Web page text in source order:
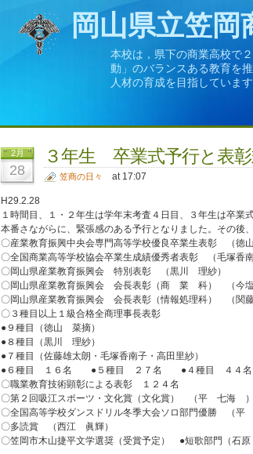
岡山県立笠
本校は，県下の商業高校で
動」のバランスある教育を
人材の育成を目指しています
2月
28
３年生 卒業式予行と表
at 17:07
笠商の日々
H29.2.28
１時間目、１・２年生は学年末考査４日目、３年生は卒業
本番さながらに、緊張感のある予行となりました。その後
〇産業教育振興中央会専門高等学校優良卒業生表彰 （徳
〇全国商業高等学校協会卒業生成績優秀者表彰 （毛塚香南
〇岡山県産業教育振興会 特別表彰 （黒川 理紗）
〇岡山県産業教育振興会 会長表彰（商 業 科） （今塩
〇岡山県産業教育振興会 会長表彰（情報処理科） （関
〇３種目以上１級合格全商理事長表彰
●９種目（徳山 菜摘）
●８種目（黒川 理紗）
●７種目（佐藤雄太朗・毛塚香南子・高田里紗）
●６種目 １６名 ●５種目 ２７名 ●４種目 ４４
〇職業教育技術顕彰による表彰 １２４名
〇第２回吸江スポーツ・文化賞（文化賞） （平 七海 ）
〇全国高等学校ダンスドリル冬季大会ソロ部門優勝 （
〇多読賞 （西江 眞輝）
〇笠岡市木山捷平文学選奨（受賞予定） ●短歌部門（